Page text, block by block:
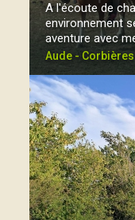
A l'écoute de
environnement
aventure avec
Aude - Corbières